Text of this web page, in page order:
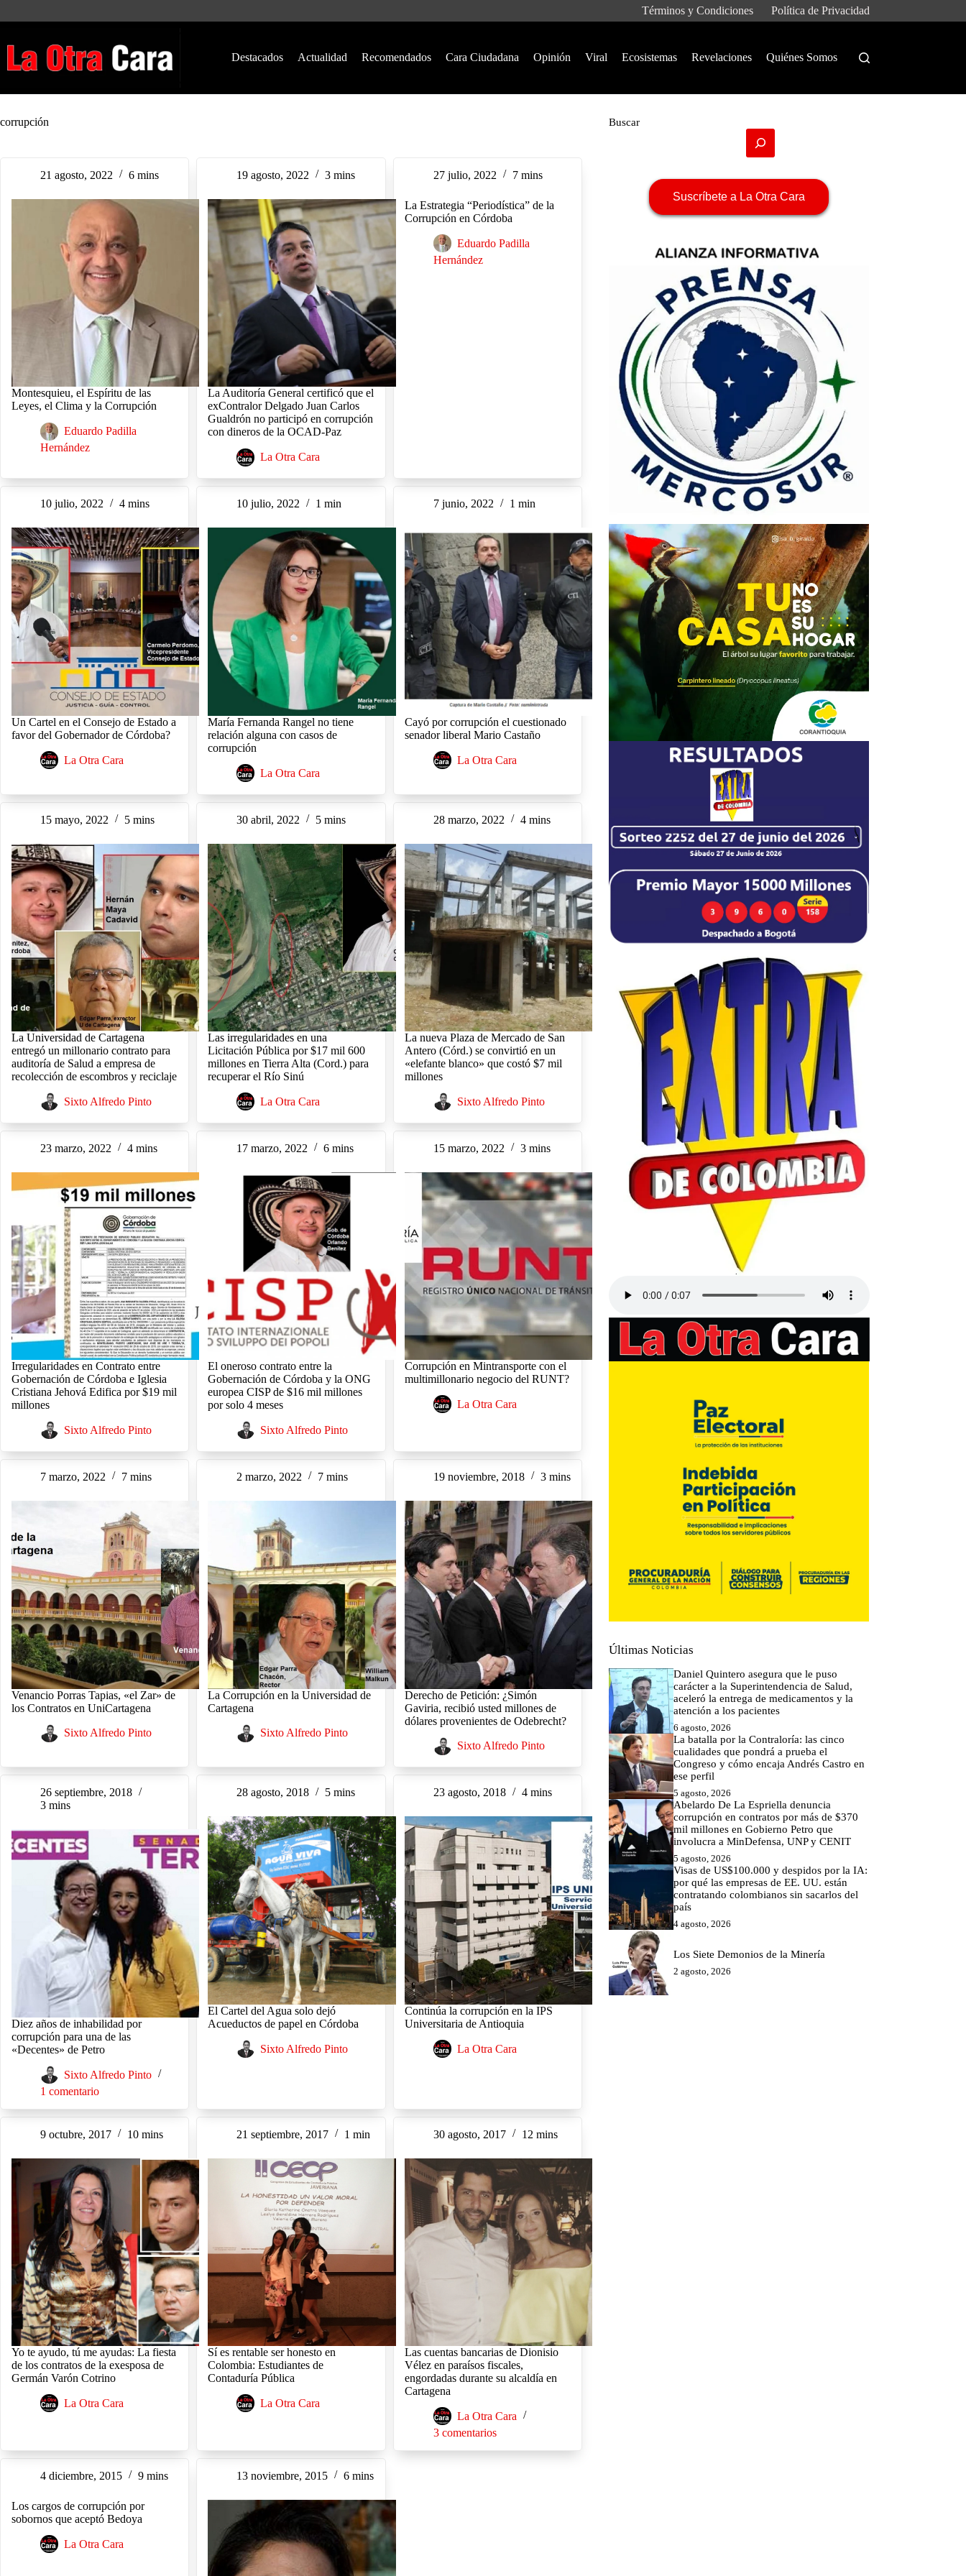
Términos y Condiciones Política de Privacidad
Destacados Actualidad Recomendados Cara Ciudadana Opinión Viral Ecosistemas Revelaciones Quiénes Somos
corrupción
21 agosto, 2022 6 mins
Montesquieu, el Espíritu de las
Leyes, el Clima y la Corrupción
Eduardo Padilla
Hernández
19 agosto, 2022 3 mins
La Auditoría General certificó que el
exContralor Delgado Juan Carlos
Gualdrón no participó en corrupción
con dineros de la OCAD-Paz
La Otra Cara
27 julio, 2022 7 mins
La Estrategia “Periodística” de la
Corrupción en Córdoba
Eduardo Padilla
Hernández
10 julio, 2022 4 mins
Un Cartel en el Consejo de Estado a
favor del Gobernador de Córdoba?
La Otra Cara
10 julio, 2022 1 min
María Fernanda Rangel no tiene
relación alguna con casos de
corrupción
La Otra Cara
7 junio, 2022 1 min
Cayó por corrupción el cuestionado
senador liberal Mario Castaño
La Otra Cara
15 mayo, 2022 5 mins
La Universidad de Cartagena
entregó un millonario contrato para
auditoría de Salud a empresa de
recolección de escombros y reciclaje
Sixto Alfredo Pinto
30 abril, 2022 5 mins
Las irregularidades en una
Licitación Pública por $17 mil 600
millones en Tierra Alta (Cord.) para
recuperar el Río Sinú
La Otra Cara
28 marzo, 2022 4 mins
La nueva Plaza de Mercado de San
Antero (Córd.) se convirtió en un
«elefante blanco» que costó $7 mil
millones
Sixto Alfredo Pinto
23 marzo, 2022 4 mins
Irregularidades en Contrato entre
Gobernación de Córdoba e Iglesia
Cristiana Jehová Edifica por $19 mil
millones
Sixto Alfredo Pinto
17 marzo, 2022 6 mins
El oneroso contrato entre la
Gobernación de Córdoba y la ONG
europea CISP de $16 mil millones
por solo 4 meses
Sixto Alfredo Pinto
15 marzo, 2022 3 mins
Corrupción en Mintransporte con el
multimillonario negocio del RUNT?
La Otra Cara
7 marzo, 2022 7 mins
Venancio Porras Tapias, «el Zar» de
los Contratos en UniCartagena
Sixto Alfredo Pinto
2 marzo, 2022 7 mins
La Corrupción en la Universidad de
Cartagena
Sixto Alfredo Pinto
19 noviembre, 2018 3 mins
Derecho de Petición: ¿Simón
Gaviria, recibió usted millones de
dólares provenientes de Odebrecht?
Sixto Alfredo Pinto
26 septiembre, 2018
3 mins
Diez años de inhabilidad por
corrupción para una de las
«Decentes» de Petro
Sixto Alfredo Pinto
1 comentario
28 agosto, 2018 5 mins
El Cartel del Agua solo dejó
Acueductos de papel en Córdoba
Sixto Alfredo Pinto
23 agosto, 2018 4 mins
Continúa la corrupción en la IPS
Universitaria de Antioquia
La Otra Cara
9 octubre, 2017 10 mins
Yo te ayudo, tú me ayudas: La fiesta
de los contratos de la exesposa de
Germán Varón Cotrino
La Otra Cara
21 septiembre, 2017 1 min
Sí es rentable ser honesto en
Colombia: Estudiantes de
Contaduría Pública
La Otra Cara
30 agosto, 2017 12 mins
Las cuentas bancarias de Dionisio
Vélez en paraísos fiscales,
engordadas durante su alcaldía en
Cartagena
La Otra Cara
3 comentarios
4 diciembre, 2015 9 mins
Los cargos de corrupción por
sobornos que aceptó Bedoya
La Otra Cara
13 noviembre, 2015 6 mins
Buscar
Suscríbete a La Otra Cara
Últimas Noticias
Daniel Quintero asegura que le puso
carácter a la Superintendencia de Salud,
aceleró la entrega de medicamentos y la
atención a los pacientes
6 agosto, 2026
La batalla por la Contraloría: las cinco
cualidades que pondrá a prueba el
Congreso y cómo encaja Andrés Castro en
ese perfil
5 agosto, 2026
Abelardo De La Espriella denuncia
corrupción en contratos por más de $370
mil millones en Gobierno Petro que
involucra a MinDefensa, UNP y CENIT
5 agosto, 2026
Visas de US$100.000 y despidos por la IA:
por qué las empresas de EE. UU. están
contratando colombianos sin sacarlos del
país
4 agosto, 2026
Los Siete Demonios de la Minería
2 agosto, 2026